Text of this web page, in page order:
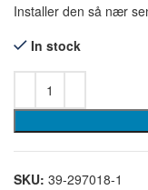
Installer den så nær
In stock
SKU: 39-297018-1